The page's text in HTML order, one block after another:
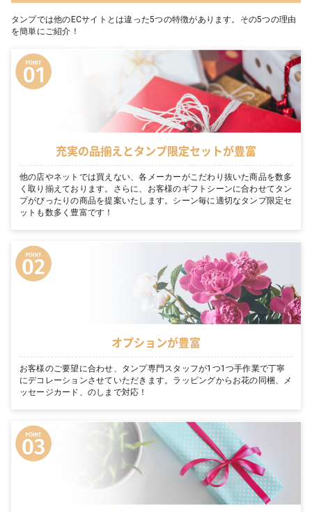
タンプでは他のECサイトとは違った5つの特徴があります。その5つの理由
を簡単にご紹介！
充実の品揃えとタンプ限定セットが豊富
他の店やネットでは買えない、各メーカーがこだわり抜いた商品を数多
く取り揃えております。さらに、お客様のギフトシーンに合わせてタン
プがぴったりの商品を提案いたします。シーン毎に適切なタンプ限定セ
ットも数多く豊富です！
オプションが豊富
お客様のご要望に合わせ、タンプ専門スタッフが1つ1つ手作業で丁寧
にデコレーションさせていただきます。ラッピングからお花の同梱、メ
ッセージカード、のしまで対応！